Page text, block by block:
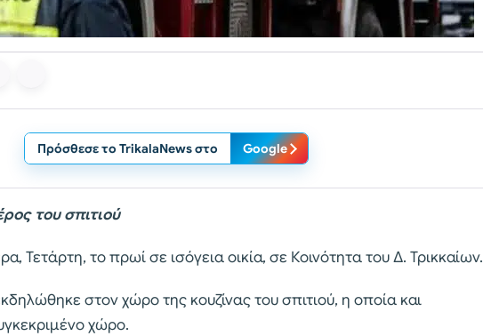
Πρόσθεσε το TrikalaNews στο Google
του σπιτιού
Τετάρτη, το πρωί σε ισόγεια οικία, σε Κοινότητα του Δ. Τρικκαίων.
στον χώρο της κουζίνας του σπιτιού, η οποία και
χώρο.